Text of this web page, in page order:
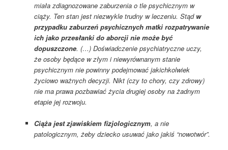
miała zdiagnozowane zaburzenia o tle psychicznym w
ciąży. Ten stan jest niezwykle trudny w leczeniu. Stąd w
przypadku zaburzeń psychicznych matki rozpatrywanie
ich jako przesłanki do aborcji nie może być
dopuszczone. (…) Doświadczenie psychiatryczne uczy,
że osoby będące w złym i niewyrównanym stanie
psychicznym nie powinny podejmować jakichkolwiek
życiowo ważnych decyzji. Nikt (czy to chory, czy zdrowy)
nie ma prawa pozbawiać życia drugiej osoby na żadnym
etapie jej rozwoju.
Ciąża jest zjawiskiem fizjologicznym, a nie
patologicznym, żeby dziecko usuwać jako jakiś “nowotwór”.